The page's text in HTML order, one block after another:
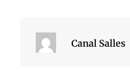
Canal Salles